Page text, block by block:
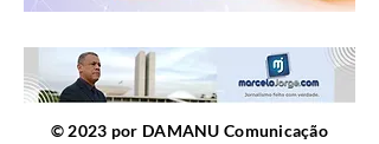
© 2023 por DAMANU Comunicação